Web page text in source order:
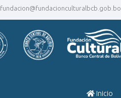
fundacion@fundacionculturalbcb.gob.bo
Inicio